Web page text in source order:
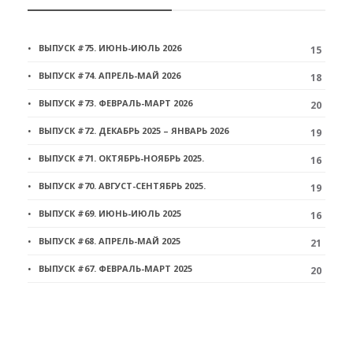
ВЫПУСК #75. ИЮНЬ-ИЮЛЬ 2026 15
ВЫПУСК #74. АПРЕЛЬ-МАЙ 2026 18
ВЫПУСК #73. ФЕВРАЛЬ-МАРТ 2026 20
ВЫПУСК #72. ДЕКАБРЬ 2025 – ЯНВАРЬ 2026 19
ВЫПУСК #71. ОКТЯБРЬ-НОЯБРЬ 2025. 16
ВЫПУСК #70. АВГУСТ-СЕНТЯБРЬ 2025. 19
ВЫПУСК #69. ИЮНЬ-ИЮЛЬ 2025 16
ВЫПУСК #68. АПРЕЛЬ-МАЙ 2025 21
ВЫПУСК #67. ФЕВРАЛЬ-МАРТ 2025 20